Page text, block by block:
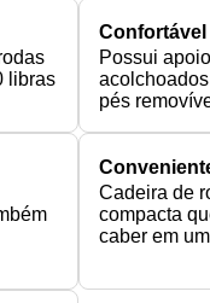
libras
Confortável
Possui
pés
Cadeira de
compacta
caber em